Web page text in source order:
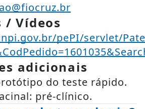
/ Vídeos
pePI/servlet/
adicionais
do teste rápido.
pré-clínico.